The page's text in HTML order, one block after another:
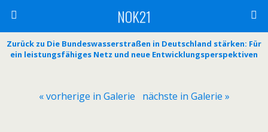
NOK21
Zurück zu Die Bundeswasserstraßen in Deutschland stärken: Für
ein leistungsfähiges Netz und neue Entwicklungsperspektiven
« vorherige in Galerie nächste in Galerie »